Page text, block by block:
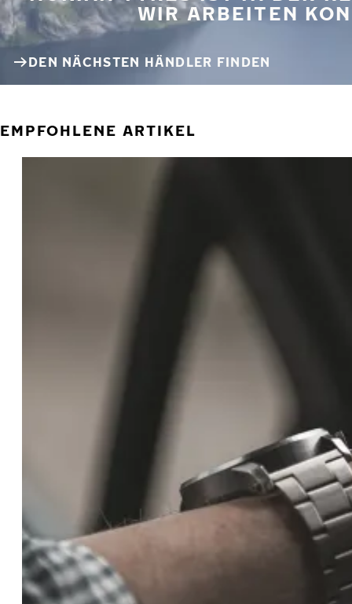
WIR ARBEITEN
DEN NÄCHSTEN HÄNDLER FINDEN
EMPFOHLENE ARTIKEL